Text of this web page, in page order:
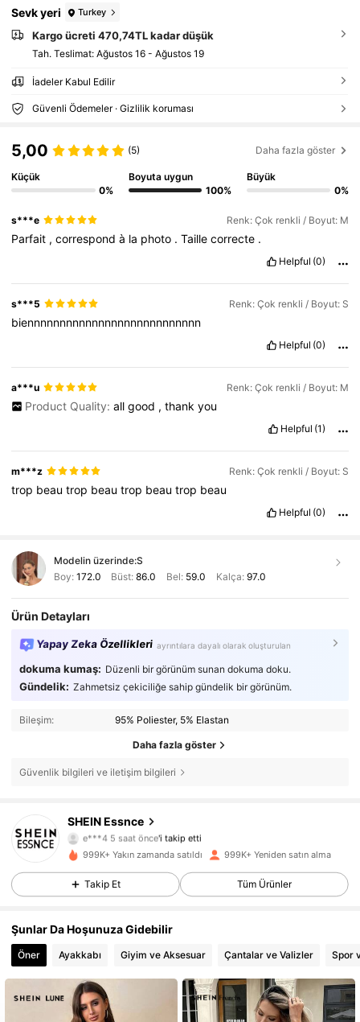
Sevk yeri Turkey
Kargo ücreti 470,74TL kadar düşük
Tah. Teslimat: Ağustos 16 - Ağustos 19
İadeler Kabul Edilir
Güvenli Ödemeler · Gizlilik koruması
5,00 (5) Daha fazla göster
Küçük
0%
Boyuta uygun
100%
Büyük
0%
s***e Renk: Çok renkli / Boyut: M
Parfait ,correspondà la photo .Taillecorrecte .
Helpful (0)
s***5 Renk: Çok renkli / Boyut: S
biennnnnnnnnnnnnnnnnnnnnnnnnnn
Helpful (0)
a***u Renk: Çok renkli / Boyut: M
Product Quality: all good , thank you
Helpful (1)
m***z Renk: Çok renkli / Boyut: S
trop beautrop beautrop beautrop beau
Helpful (0)
Modelin üzerinde:S
Boy: 172.0 Büst:86.0 Bel: 59.0 Kalça: 97.0
Ürün Detayları
Yapay Zeka Özellikleri ayrıntılara dayalı olarak oluşturulan
dokuma kumaş: Düzenli bir görünüm sunan dokuma doku.
Gündelik: Zahmetsiz çekiciliğe sahip gündelik bir görünüm.
Bileşim: 95% Poliester, 5% Elastan
Daha fazla göster
Güvenlik bilgileri ve iletişim bilgileri
SHEIN Essnce
4,85
901K Takipçiler
w***3 göz atıyor
4,85
901K Takipçiler
4,85 901K Takipçiler
4,85
4,85 901K Takipçiler
4,85 901K Takipçiler
999K+ Yakın zamanda satıldı 999K+ Yeniden satın alma
Takip Et Tüm Ürünler
Şunlar Da Hoşunuza Gidebilir
Öner Ayakkabı Giyim ve Aksesuar Çantalar ve Valizler Spor